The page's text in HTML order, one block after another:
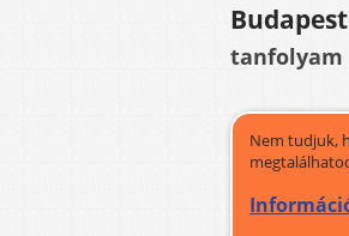
Budapest
tanfolyam
Nem tudjuk,